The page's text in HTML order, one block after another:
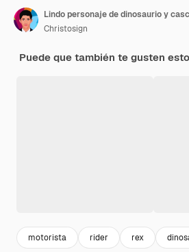
Lindo personaje de dinosaurio y
Christosign
Puede que también te gusten
motorista rider rex